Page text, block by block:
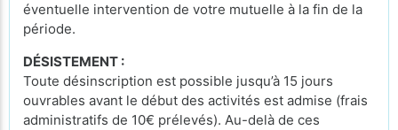
éventuelle intervention de votre mutuelle à la fin de la
période.
DÉSISTEMENT :
Toute désinscription est possible jusqu’à 15 jours
ouvrables avant le début des activités est admise (frais
administratifs de 10€ prélevés). Au-delà de ces